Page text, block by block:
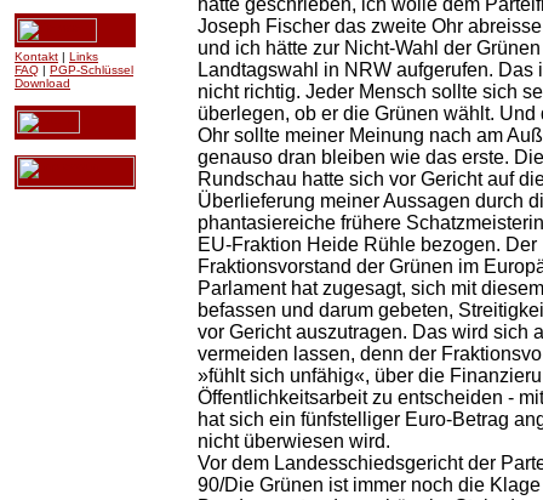
Kontakt | Links
FAQ | PGP-Schlüssel
Download
hatte geschrieben, ich wolle dem
Joseph Fischer das zweite Ohr
und ich hätte zur Nicht-Wahl der
Landtagswahl in NRW aufgerufen. Das
nicht richtig. Jeder Mensch sollte sich
überlegen, ob er die Grünen wählt. Und
Ohr sollte meiner Meinung nach am
genauso dran bleiben wie das erste.
Rundschau hatte sich vor Gericht auf
Überlieferung meiner Aussagen durch
phantasiereiche frühere
EU-Fraktion Heide Rühle bezogen. Der
Fraktionsvorstand der Grünen im
Parlament hat zugesagt, sich mit
befassen und darum gebeten,
vor Gericht auszutragen. Das wird sich
vermeiden lassen, denn der
»fühlt sich unfähig«, über die
Öffentlichkeitsarbeit zu entscheiden -
hat sich ein fünfstelliger Euro-Betrag
nicht überwiesen wird.
Vor dem Landesschiedsgericht der
90/Die Grünen ist immer noch die